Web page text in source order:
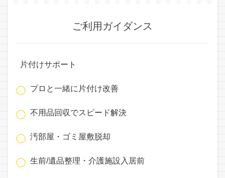
ご利用ガイダンス
片付けサポート
プロと一緒に片付け改善
不用品回収でスピード解決
汚部屋・ゴミ屋敷脱却
生前/遺品整理・介護施設入居前